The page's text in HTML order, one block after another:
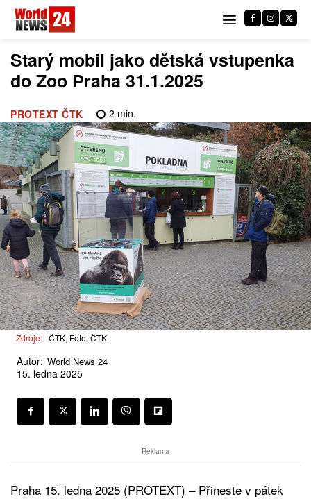
Starý mobil jako dětská vstupenka
do Zoo Praha 31.1.2025
PROTEXT ČTK 2 min.
Zdroje: ČTK, Foto: ČTK
Autor: World News 24
15. ledna 2025
Reklama
Praha 15. ledna 2025 (PROTEXT) – Přineste v pátek